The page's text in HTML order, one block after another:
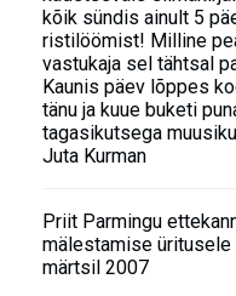
kõik sündis ainult 5
ristilöömist! Milline
vastukaja sel tähtsal
Kaunis päev lõppes
tänu ja kuue buketi
tagasikutsega
Juta Kurman
Priit Parmingu
mälestamise
märtsil 2007